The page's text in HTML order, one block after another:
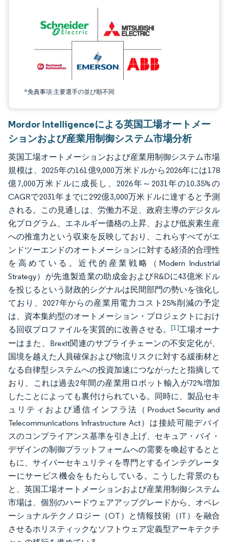
*免責事項:主要選手の並び順不同
Mordor Intelligenceによる英国工場オートメー
ションおよび産業用制御システム市場分析
英国工場オートメーションおよび産業用制御システム市場
規模は、2025年の161億9,000万米ドルから2026年には178
億7,000万米ドルに成長し、2026年～2031年の10.35%の
CAGRで2031年までに292億3,000万米ドルに達すると予測
される。この見通しは、労働力不足、政府主導のデジタル
化プログラム、エネルギー価格の上昇、および低炭素生産
への推進力という収束を反映しており、これらすべてがエ
ンドツーエンドのオートメーションに対する経済的合理性
を高めている。近代的産業戦略（Modern Industrial
Strategy）が先進製造業の助成金およびR&Dに43億米ドル
を投じるという財政的シグナルは民間部門の勢いを強化し
ており、2027年からの産業用電力コスト25%削減の予定
は、資本集約型のオートメーション・プロジェクトにおけ
る回収プロファイルを実質的に改善させる。 [1]工場オーナ
ーはまた、Brexit関連のサプライチェーンの不安定化が、
国境を越えた人員確保および物流リスクに対する緩衝材と
なる自律型システムへの投資加速につながったと指摘して
おり、これは過去2年間の産業用ロボット輸入が72%増加
したことによっても裏付けられている。同時に、製品セキ
ュリティおよび通信インフラ法（Product Security and
Telecommunications Infrastructure Act）は接続可能デバイ
スのコンプライアンス基準を引き上げ、セキュア・バイ・
デザインの制御プラットフォームへの需要を喚起するとと
もに、サイバーセキュリティを専門とするインテグレータ
ーにサービス機会をもたらしている。こうした背景のも
と、英国工場オートメーションおよび産業用制御システム
市場は、個別のハードウェアアップグレードから、オペレ
ーショナルテクノロジー（OT）と情報技術（IT）を融合
させるホリスティックなソフトウェア定義型アーキテクチ